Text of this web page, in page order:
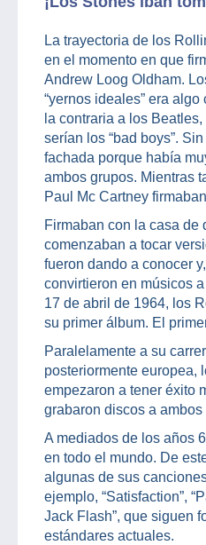
La trayectoria de los
en el momento en que
Andrew Loog Oldham.
“yernos ideales” era
la contraria a los
serían los “bad boys”.
fachada porque había
ambos grupos. Mientras
Paul Mc Cartney
Firmaban con la casa de
comenzaban a tocar
fueron dando a conocer
convirtieron en músicos
17 de abril de 1964, los
su primer álbum. El
Paralelamente a su
posteriormente europea,
empezaron a tener éxito
grabaron discos a
A mediados de los años
en todo el mundo. De
algunas de sus
ejemplo, “Satisfaction”,
Jack Flash”, que siguen
estándares actuales.